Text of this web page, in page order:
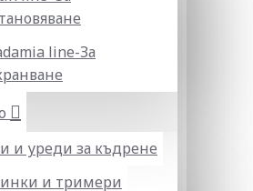
line-За
и уреди за къдрене
и тримери